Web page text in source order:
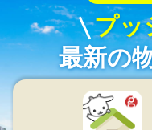
プッ
最新の